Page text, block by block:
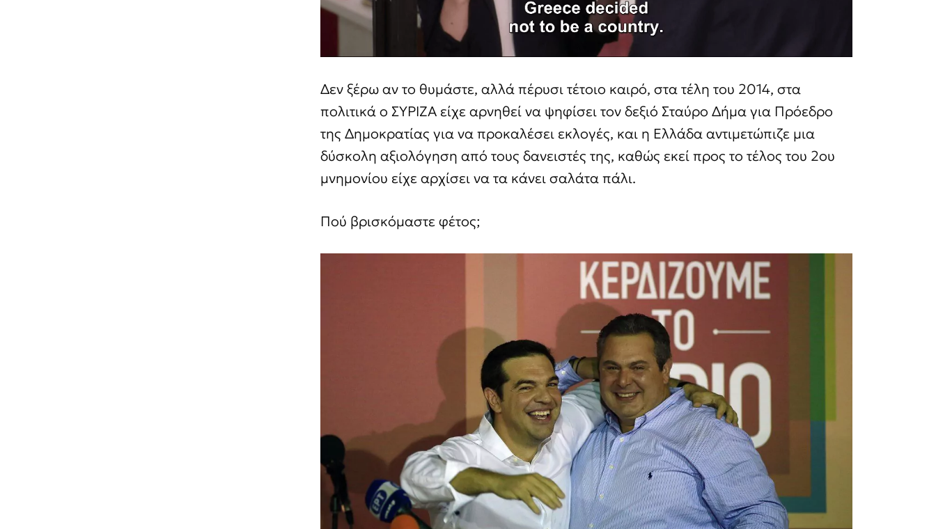
Δεν ξέρω αν το θυμάστε, αλλά πέρυσι τέτοιο καιρό, στα τέλη του 2014, στα
πολιτικά ο ΣΥΡΙΖΑ είχε αρνηθεί να ψηφίσει τον δεξιό Σταύρο Δήμα για Πρόεδρο
της Δημοκρατίας για να προκαλέσει εκλογές, και η Ελλάδα αντιμετώπιζε μια
δύσκολη αξιολόγηση από τους δανειστές της, καθώς εκεί προς το τέλος του 2ου
μνημονίου είχε αρχίσει να τα κάνει σαλάτα πάλι.
Πού βρισκόμαστε φέτος;